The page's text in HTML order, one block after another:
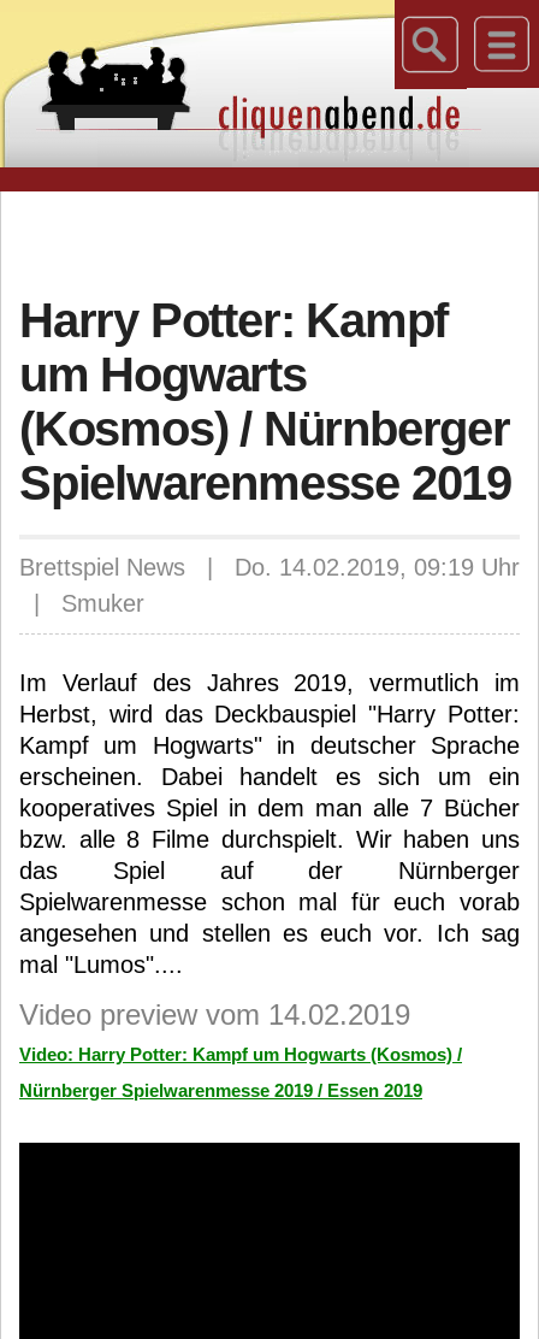
Harry Potter: Kampf
um Hogwarts
(Kosmos) / Nürnberger
Spielwarenmesse 2019
Brettspiel News | Do. 14.02.2019, 09:19 Uhr
| Smuker
Im Verlauf des Jahres 2019, vermutlich im
Herbst, wird das Deckbauspiel "Harry Potter:
Kampf um Hogwarts" in deutscher Sprache
erscheinen. Dabei handelt es sich um ein
kooperatives Spiel in dem man alle 7 Bücher
bzw. alle 8 Filme durchspielt. Wir haben uns
das Spiel auf der Nürnberger
Spielwarenmesse schon mal für euch vorab
angesehen und stellen es euch vor. Ich sag
mal "Lumos"....
Video preview vom 14.02.2019
Video: Harry Potter: Kampf um Hogwarts (Kosmos) /
Nürnberger Spielwarenmesse 2019 / Essen 2019